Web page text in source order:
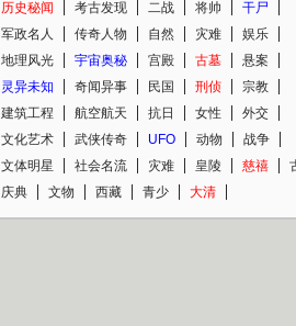
历史秘闻 考古发现 二战 将帅
干尸
军政名人
传奇人物 自然 灾难
娱乐
地理风光
宇宙奥秘 宫殿 古墓
悬案
灵异未知
奇闻异事 民国 刑侦
宗教
建筑工程
航空航天 抗日 女性
外交
文化艺术
武侠传奇 UFO 动物
战争
文体明星
社会名流 灾难 皇陵 慈禧
庆典
文物 西藏 青少 大清